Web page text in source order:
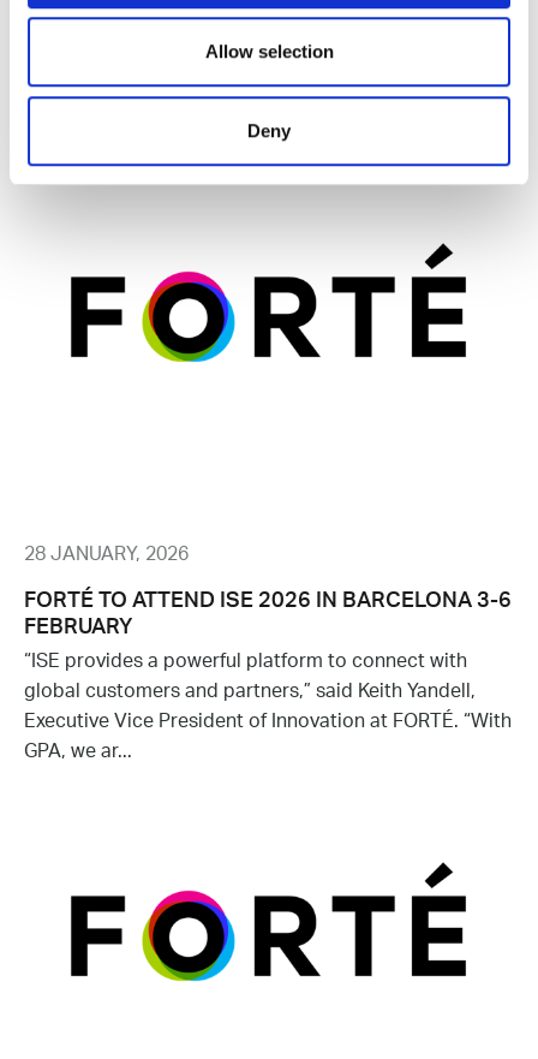
Allow selection
Deny
Available in Select European Markets
FORTÉ today announced the availability of Velocity™
engineered meeting room solutions designed to help
28 JANUARY, 2026
FORTÉ TO ATTEND ISE 2026 IN BARCELONA 3-6
FEBRUARY
“ISE provides a powerful platform to connect with
global customers and partners,” said Keith Yandell,
Executive Vice President of Innovation at FORTÉ. “With
GPA, we ar...